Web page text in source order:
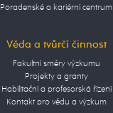
Poradenské a kariérní centrum
Věda a tvůrčí činnost
Fakultní směry výzkumu
Projekty a granty
Habilitační a profesorská řízení
Kontakt pro vědu a výzkum